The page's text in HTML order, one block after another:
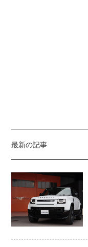
最新の記事